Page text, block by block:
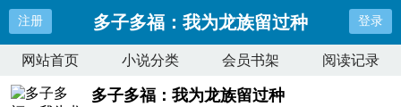
注册 多子多福：我为龙族留过种 登录
网站首页 小说分类 会员书架 阅读记录
多子多福：我为龙族留过种